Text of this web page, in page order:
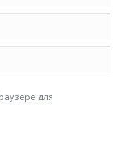
для